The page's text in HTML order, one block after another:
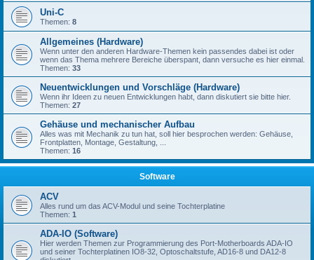
Uni-C
Themen: 8
Allgemeines (Hardware)
Wenn unter den anderen Hardware-Themen kein passendes dabei ist oder
wenn das Thema mehrere Bereiche überspant, dann versuche es hier einmal.
Themen: 33
Neuentwicklungen und Vorschläge (Hardware)
Wenn ihr Ideen zu neuen Entwicklungen habt, dann diskutiert sie bitte hier.
Themen: 27
Gehäuse und mechanischer Aufbau
Alles was mit Mechanik zu tun hat, soll hier besprochen werden: Gehäuse,
Frontplatten, Montage, Gestaltung, ...
Themen: 16
Software
ACV
Alles rund um das ACV-Modul und seine Tochterplatine
Themen: 1
ADA-IO (Software)
Hier werden Themen zur Programmierung des Port-Motherboards ADA-IO
und seiner Tochterplatinen IO8-32, Optoschaltstufe, AD16-8 und DA12-8